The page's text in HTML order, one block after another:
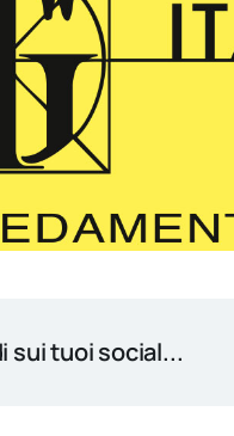
sui tuoi social...